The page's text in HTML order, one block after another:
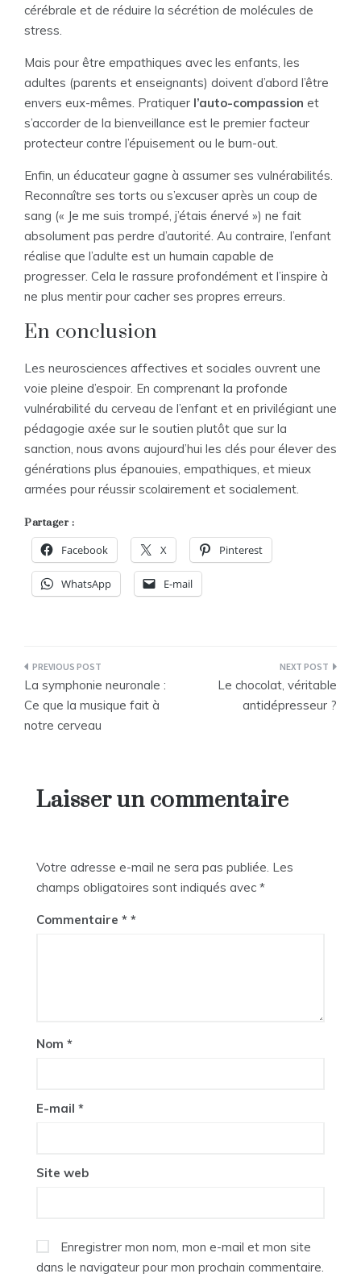
cérébrale et de réduire la sécrétion de molécules de
stress.
Mais pour être empathiques avec les enfants, les
adultes (parents et enseignants) doivent d’abord l’être
envers eux-mêmes. Pratiquer l’auto-compassion et
s’accorder de la bienveillance est le premier facteur
protecteur contre l’épuisement ou le burn-out.
Enfin, un éducateur gagne à assumer ses vulnérabilités.
Reconnaître ses torts ou s’excuser après un coup de
sang (« Je me suis trompé, j’étais énervé ») ne fait
absolument pas perdre d’autorité. Au contraire, l’enfant
réalise que l’adulte est un humain capable de
progresser. Cela le rassure profondément et l’inspire à
ne plus mentir pour cacher ses propres erreurs.
En conclusion
Les neurosciences affectives et sociales ouvrent une
voie pleine d’espoir. En comprenant la profonde
vulnérabilité du cerveau de l’enfant et en privilégiant une
pédagogie axée sur le soutien plutôt que sur la
sanction, nous avons aujourd’hui les clés pour élever des
générations plus épanouies, empathiques, et mieux
armées pour réussir scolairement et socialement.
Partager :
Facebook X Pinterest
WhatsApp E-mail
Navigation
de
l’article
La symphonie neuronale :
Ce que la musique fait à
notre cerveau
Le chocolat, véritable
antidépresseur ?
Laisser un commentaire
Votre adresse e-mail ne sera pas publiée. Les
champs obligatoires sont indiqués avec *
Commentaire *
Nom *
E-mail *
Site web
Enregistrer mon nom, mon e-mail et mon site
dans le navigateur pour mon prochain commentaire.